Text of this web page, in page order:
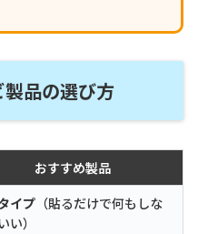
品の選び方
おすすめ製品
イプ （貼るだけで何もしな
い）